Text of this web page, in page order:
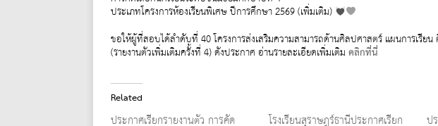
ประเภทโครงการห้องเรียนพิเศษ ปีการศึกษา 2569 (เพิ่มเติม)
ขอให้ผู้ที่สอบได้ลำดับที่ 40 โครงการส่งเสริมความสามารถด้านศิลปศาสตร์ แผนการเรียน
(รายงานตัวเพิ่มเติมครั้งที่ 4) ดังประกาศ อ่านรายละเอียดเพิ่มเติมคลิกที่นี่
Related
ประกาศเรียกรายงานตัว การคัด โรงเรียนสุราษฎร์ธานีประกาศเรียก ป